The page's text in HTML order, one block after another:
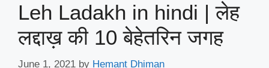
Leh Ladakh in hindi | लेह
लद्दाख़ की 10 बेहेतरिन जगह
June 1, 2021 by Hemant Dhiman